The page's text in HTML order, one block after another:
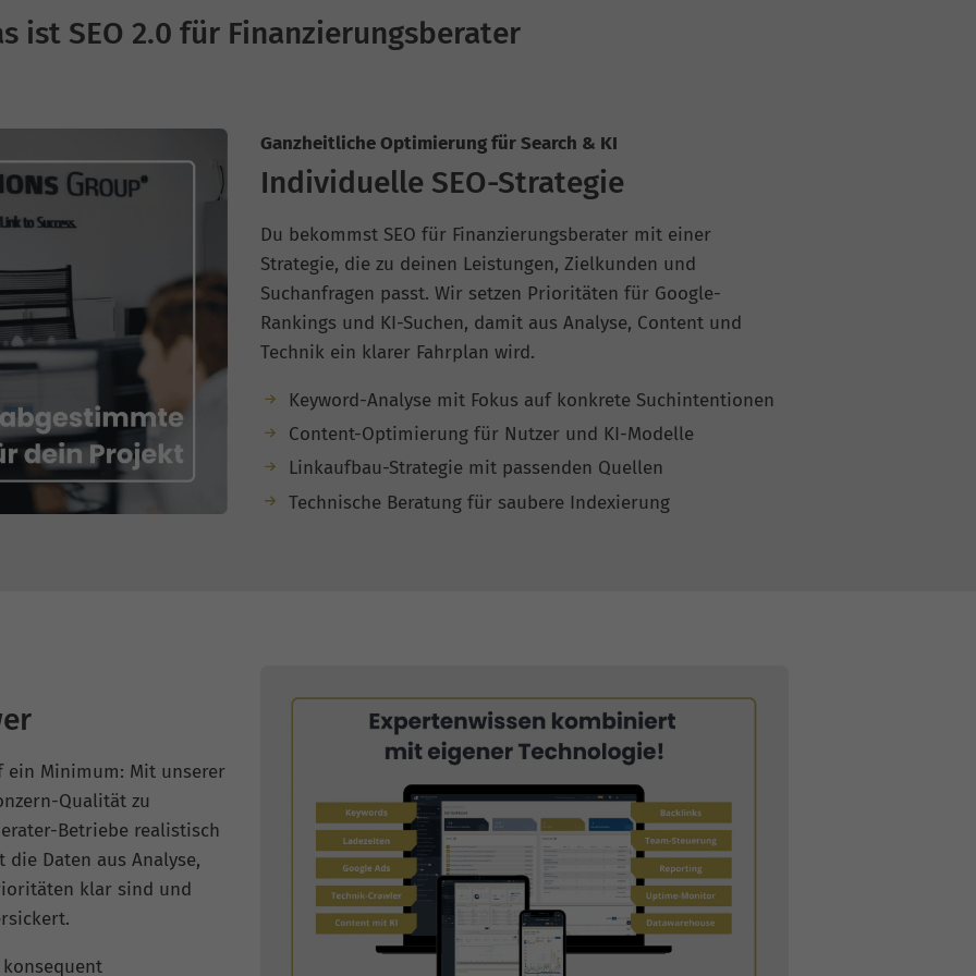
ist SEO 2.0 für Finanzierungsberater
Ganzheitliche Optimierung für Search & KI
Individuelle SEO-Strategie
Du bekommst SEO für Finanzierungsberater mit einer
Strategie, die zu deinen Leistungen, Zielkunden und
Suchanfragen passt. Wir setzen Prioritäten für Google-
Rankings und KI-Suchen, damit aus Analyse, Content und
Technik ein klarer Fahrplan wird.
Keyword-Analyse mit Fokus auf konkrete Suchintentionen
Content-Optimierung für Nutzer und KI-Modelle
Linkaufbau-Strategie mit passenden Quellen
Technische Beratung für saubere Indexierung
ein Minimum: Mit unserer
Qualität zu
Betriebe realistisch
die Daten aus Analyse,
klar sind und